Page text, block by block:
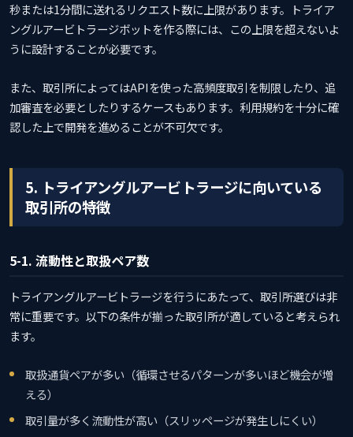
秒または1分間に送れるリクエスト数に上限があります。トライア
ングルアービトラージボットを作る際には、この上限を超えないよ
うに設計することが必要です。
また、取引所によってはAPIを使った高頻度取引を制限したり、追
加審査を必要としたりするケースもあります。利用規約を十分に確
認した上で開発を進めることが不可欠です。
5. トライアングルアービトラージに向いている
取引所の特徴
5-1. 流動性と取扱ペア数
トライアングルアービトラージを行うにあたって、取引所選びは非
常に重要です。以下の条件が揃った取引所が適していると考えられ
ます。
取扱通貨ペアが多い（循環させるパターンが多いほど機会が増
える）
取引量が多く流動性が高い（スリッページが発生しにくい）